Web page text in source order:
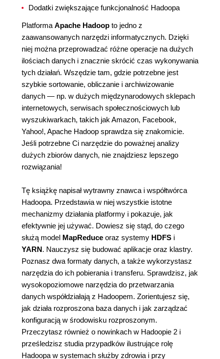
Dodatki zwiększające funkcjonalność Hadoopa
Platforma Apache Hadoop to jedno z
zaawansowanych narzędzi informatycznych. Dzięki
niej można przeprowadzać różne operacje na dużych
ilościach danych i znacznie skrócić czas wykonywania
tych działań. Wszędzie tam, gdzie potrzebne jest
szybkie sortowanie, obliczanie i archiwizowanie
danych — np. w dużych międzynarodowych sklepach
internetowych, serwisach społecznościowych lub
wyszukiwarkach, takich jak Amazon, Facebook,
Yahoo!, Apache Hadoop sprawdza się znakomicie.
Jeśli potrzebne Ci narzędzie do poważnej analizy
dużych zbiorów danych, nie znajdziesz lepszego
rozwiązania!
Tę książkę napisał wytrawny znawca i współtwórca
Hadoopa. Przedstawia w niej wszystkie istotne
mechanizmy działania platformy i pokazuje, jak
efektywnie jej używać. Dowiesz się stąd, do czego
służą model MapReduce oraz systemy HDFS i
YARN. Nauczysz się budować aplikacje oraz klastry.
Poznasz dwa formaty danych, a także wykorzystasz
narzędzia do ich pobierania i transferu. Sprawdzisz, jak
wysokopoziomowe narzędzia do przetwarzania
danych współdziałają z Hadoopem. Zorientujesz się,
jak działa rozproszona baza danych i jak zarządzać
konfiguracją w środowisku rozproszonym.
Przeczytasz również o nowinkach w Hadoopie 2 i
prześledzisz studia przypadków ilustrujące rolę
Hadoopa w systemach służby zdrowia i przy